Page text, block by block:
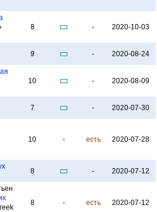
8 - 2020-10-03
9 - 2020-08-24
10 - 2020-08-09
7 - 2020-07-30
10 - есть 2020-07-28
8 - 2020-07-12
8 - есть 2020-07-12